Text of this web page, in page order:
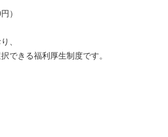
）
、
できる福利厚生制度です。